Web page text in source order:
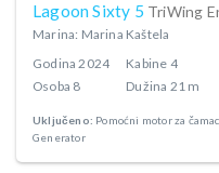
Lagoon Sixty 5 TriWing
Marina: Marina Kaštela
Godina 2024 Kabine 4
Osoba 8 Dužina 21 m
Uključeno: Pomoćni motor za čamac
Generator